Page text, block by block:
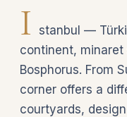
I
stanbul —
continent,
Bosphorus. From
corner offers a
courtyards,